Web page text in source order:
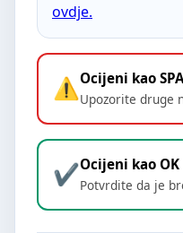
ovdje.
Ocijeni kao
Upozorite druge
Ocijeni kao OK
Potvrdite da je